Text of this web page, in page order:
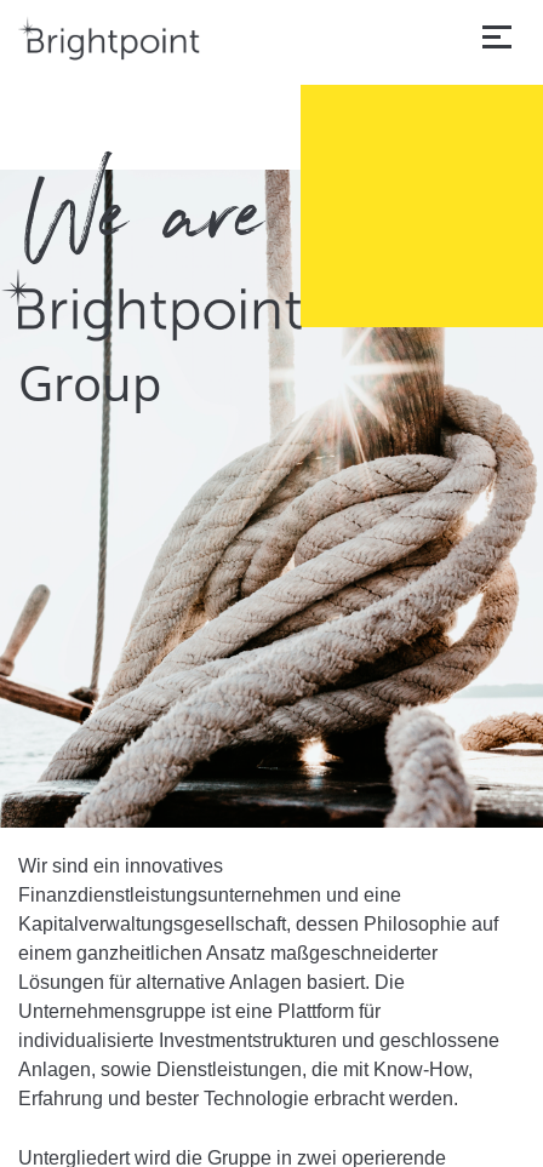
We are
Group
Wir sind ein innovatives
Finanzdienstleistungsunternehmen und eine
Kapitalverwaltungsgesellschaft, dessen Philosophie auf
einem ganzheitlichen Ansatz maßgeschneiderter
Lösungen für alternative Anlagen basiert. Die
Unternehmensgruppe ist eine Plattform für
individualisierte Investmentstrukturen und geschlossene
Anlagen, sowie Dienstleistungen, die mit Know-How,
Erfahrung und bester Technologie erbracht werden.
Untergliedert wird die Gruppe in zwei operierende